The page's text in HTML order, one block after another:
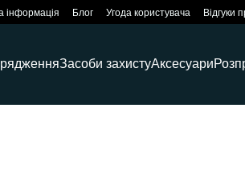
інформація Блог Угода користувача Відгуки
Засоби захистуАксесуари